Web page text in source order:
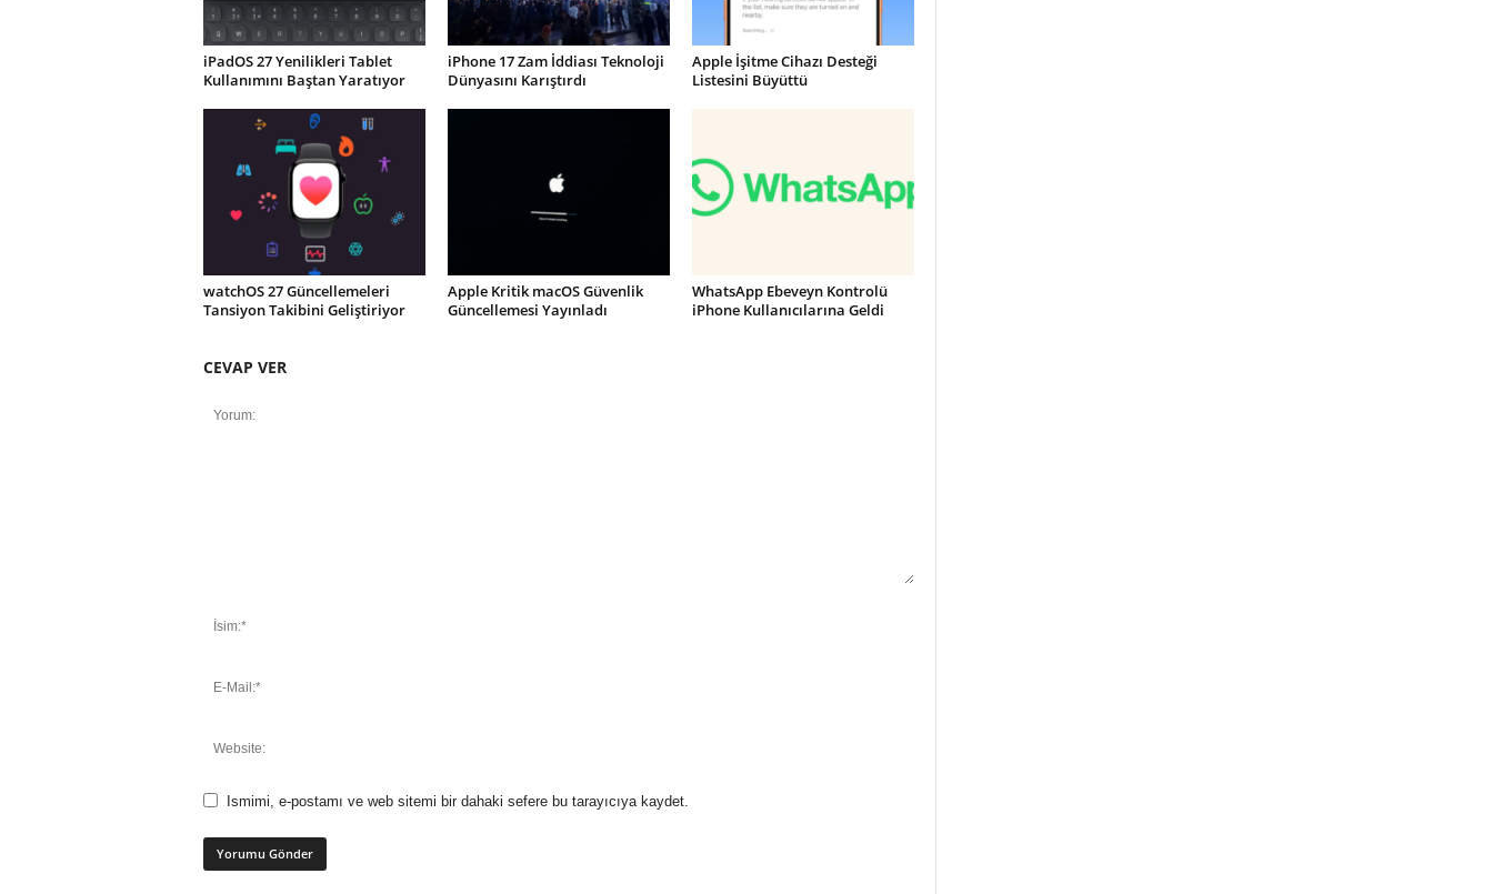
iPadOS 27 Yenilikleri Tablet
Kullanımını Baştan Yaratıyor
iPhone 17 Zam İddiası Teknoloji
Dünyasını Karıştırdı
Apple İşitme Cihazı Desteği
Listesini Büyüttü
watchOS 27 Güncellemeleri
Tansiyon Takibini Geliştiriyor
Apple Kritik macOS Güvenlik
Güncellemesi Yayınladı
WhatsApp Ebeveyn Kontrolü
iPhone Kullanıcılarına Geldi
CEVAP VER
Ismimi, e-postamı ve web sitemi bir dahaki sefere bu tarayıcıya kaydet.